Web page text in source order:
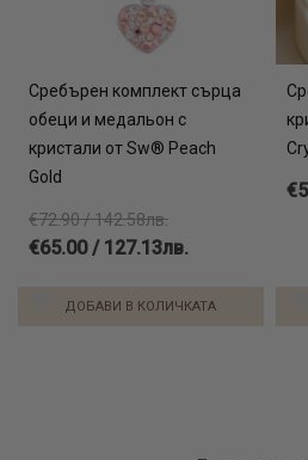
Сребърен комплект сърца
обеци и медальон с
кристали от Sw® Peach
Gold
€72.90 / 142.58лв.
€65.00 / 127.13лв.
ДОБАВИ В КОЛИЧКАТА